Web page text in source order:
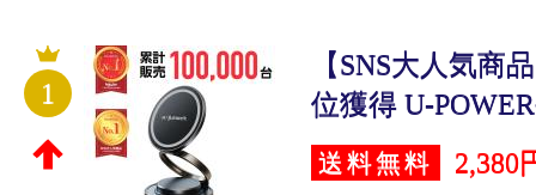
1
【SNS大人気商
位獲得 U-
送料無料 2,380